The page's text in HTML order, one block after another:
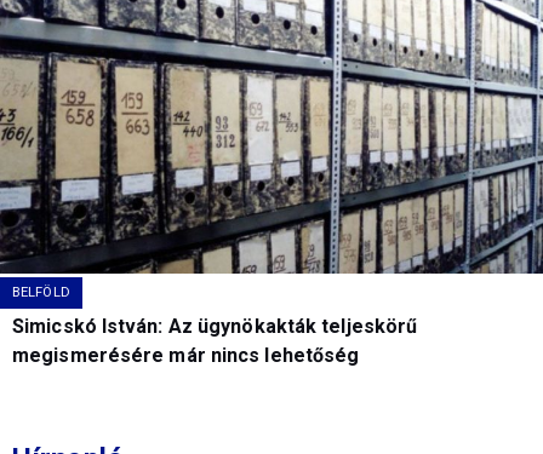
BELFÖLD
Simicskó István: Az ügynökakták teljeskörű
megismerésére már nincs lehetőség